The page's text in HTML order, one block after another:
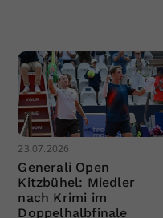
23.07.2026
Generali Open
Kitzbühel: Miedler
nach Krimi im
Doppelhalbfinale